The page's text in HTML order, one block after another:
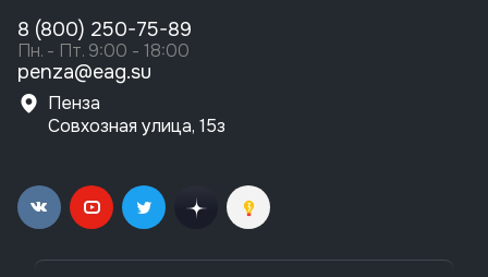
8 (800) 250-75-89
Пн. - Пт. 9:00 - 18:00
penza@eag.su
Пенза
Совхозная улица, 15з